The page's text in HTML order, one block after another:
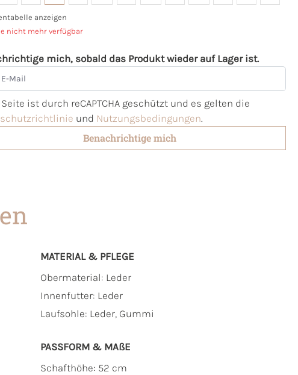
anzeigen
nicht mehr verfügbar
mich, sobald das Produkt wieder auf Lager ist.
Mail
ist durch reCAPTCHA geschützt und es gelten die
und Nutzungsbedingungen.
Benachrichtige mich
MATERIAL & PFLEGE
Obermaterial: Leder
Innenfutter: Leder
Laufsohle: Leder, Gummi
PASSFORM & MAẞE
Schafthöhe: 52 cm